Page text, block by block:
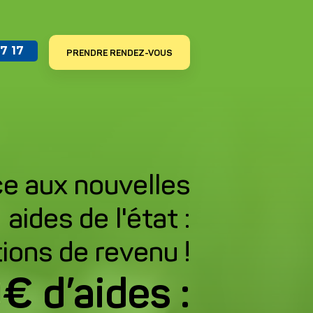
17 PRENDRE RENDEZ-VOUS
aux nouvelles
aides de l'état :
de revenu !
d’aides :